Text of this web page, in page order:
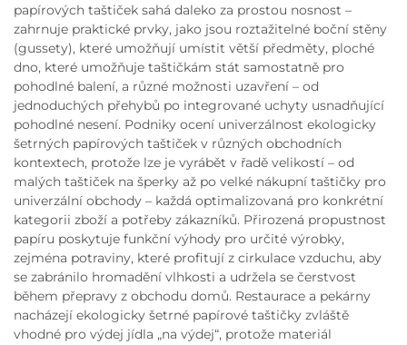
papírových taštiček sahá daleko za prostou nosnost –
zahrnuje praktické prvky, jako jsou roztažitelné boční stěny
(gussety), které umožňují umístit větší předměty, ploché
dno, které umožňuje taštičkám stát samostatně pro
pohodlné balení, a různé možnosti uzavření – od
jednoduchých přehybů po integrované uchyty usnadňující
pohodlné nesení. Podniky ocení univerzálnost ekologicky
šetrných papírových taštiček v různých obchodních
kontextech, protože lze je vyrábět v řadě velikostí – od
malých taštiček na šperky až po velké nákupní taštičky pro
univerzální obchody – každá optimalizovaná pro konkrétní
kategorii zboží a potřeby zákazníků. Přirozená propustnost
papíru poskytuje funkční výhody pro určité výrobky,
zejména potraviny, které profitují z cirkulace vzduchu, aby
se zabránilo hromadění vlhkosti a udržela se čerstvost
během přepravy z obchodu domů. Restaurace a pekárny
nacházejí ekologicky šetrné papírové taštičky zvláště
vhodné pro výdej jídla „na výdej“, protože materiál